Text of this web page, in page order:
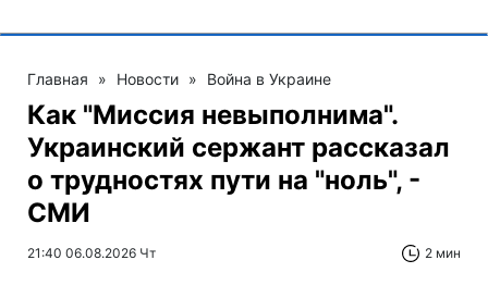
Главная » Новости » Война в Украине
Как "Миссия невыполнима".
Украинский сержант рассказал
о трудностях пути на "ноль", -
СМИ
21:40 06.08.2026 Чт 2 мин